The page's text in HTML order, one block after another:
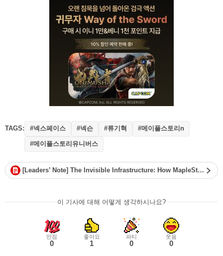
TAGS: #넥스페이스 #넥슨 #류기혁 #메이플스토리n
#메이플스토리유니버스
[Leaders’ Note] The Invisible Infrastructure: How MapleStory Universe Solved the Web3 Scaling Bottleneck
이 기사에 대해 어떻게 생각하시나요?
만점
0
좋아요
1
파티
0
웃음
0